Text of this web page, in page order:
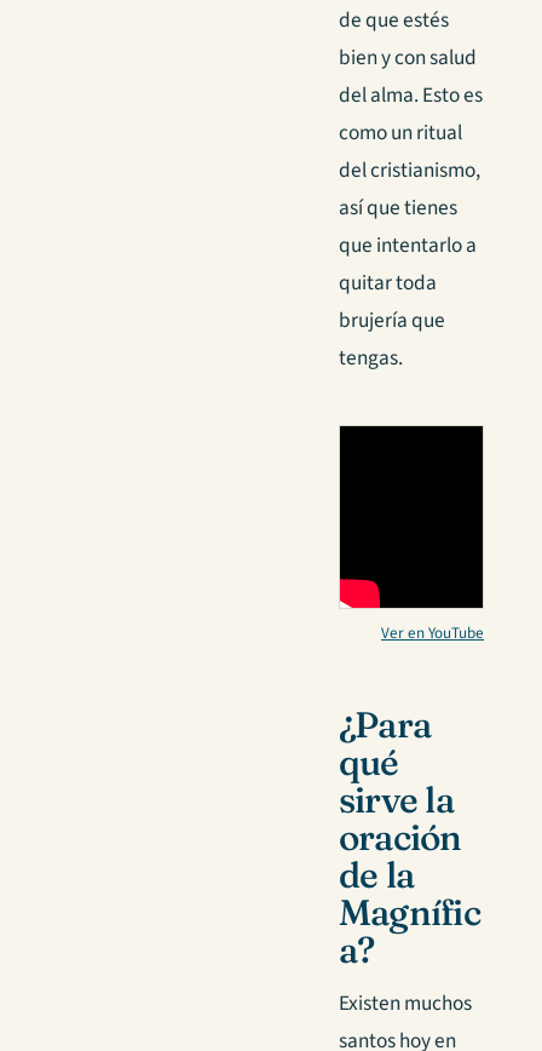
de que estés
bien y con salud
del alma. Esto es
como un ritual
del cristianismo,
así que tienes
que intentarlo a
quitar toda
brujería que
tengas.
Ver en YouTube
¿Para
qué
sirve la
oración
de la
Magnífic
a?
Existen muchos
santos hoy en